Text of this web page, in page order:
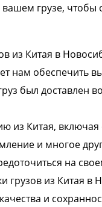
грузе, чтобы
из Китая в
нам обеспечить
был доставлен
из Китая,
и многое
на
грузов из Китая в
и